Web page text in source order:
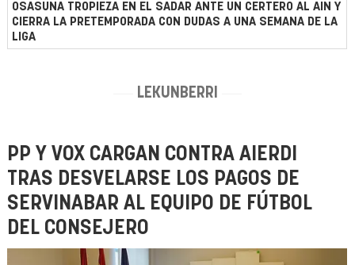
OSASUNA TROPIEZA EN EL SADAR ANTE UN CERTERO AL AIN Y
CIERRA LA PRETEMPORADA CON DUDAS A UNA SEMANA DE LA
LIGA
LEKUNBERRI
PP Y VOX CARGAN CONTRA AIERDI
TRAS DESVELARSE LOS PAGOS DE
SERVINABAR AL EQUIPO DE FÚTBOL
DEL CONSEJERO